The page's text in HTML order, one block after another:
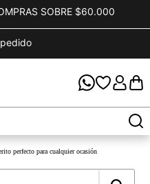
SOBRE $60.000
perfecto para cualquier ocasión